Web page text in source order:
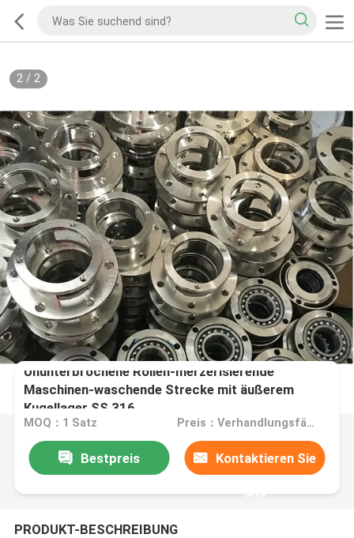
2/ 2
Ununterbrochene Rollen-merzerisierende
Maschinen-waschende Strecke mit äußerem
Kugellager SS 316
MOQ：1 Satz Preis：Verhandlungsfähig
Bestpreis Kontaktieren Sie
uns
PRODUKT-BESCHREIBUNG